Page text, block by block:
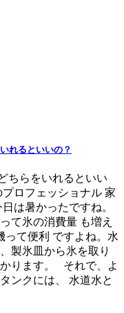
れるといいの？
ちらをいれるといい
ロフェッショナル 家
は暑かったですね。
て氷の消費量 も増え
て便利 ですよね。水
製氷皿から氷を取り
ります。 それで、よ
ンクには、 水道水と